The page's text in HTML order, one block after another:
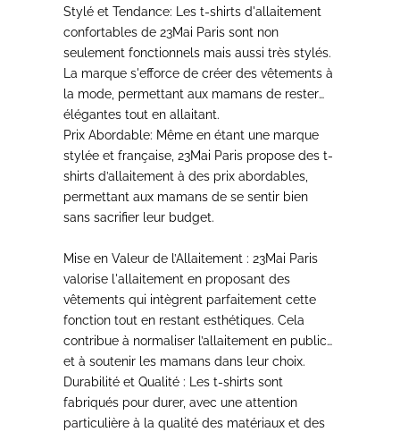
Stylé et Tendance: Les t-shirts d'allaitement
confortables de 23Mai Paris sont non
seulement fonctionnels mais aussi très stylés.
La marque s'efforce de créer des vêtements à
la mode, permettant aux mamans de rester
élégantes tout en allaitant.
Prix Abordable: Même en étant une marque
stylée et française, 23Mai Paris propose des t-
shirts d’allaitement à des prix abordables,
permettant aux mamans de se sentir bien
sans sacrifier leur budget.
Mise en Valeur de l’Allaitement : 23Mai Paris
valorise l'allaitement en proposant des
vêtements qui intègrent parfaitement cette
fonction tout en restant esthétiques. Cela
contribue à normaliser l’allaitement en public
et à soutenir les mamans dans leur choix.
Durabilité et Qualité : Les t-shirts sont
fabriqués pour durer, avec une attention
particulière à la qualité des matériaux et des